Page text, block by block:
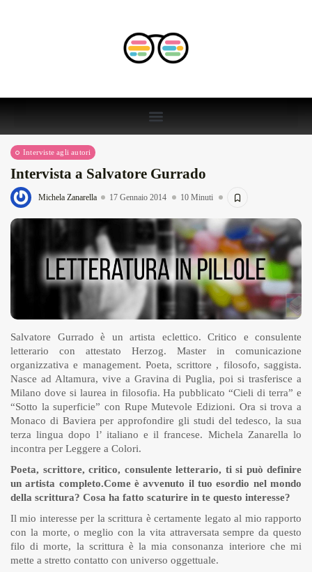
Interviste agli autori
Intervista a Salvatore Gurrado
Michela Zanarella 17 Gennaio 2014 10 Minuti
Salvatore Gurrado è un artista eclettico. Critico e consulente
letterario con attestato Herzog. Master in comunicazione
organizzativa e management. Poeta, scrittore , filosofo, saggista.
Nasce ad Altamura, vive a Gravina di Puglia, poi si trasferisce a
Milano dove si laurea in filosofia. Ha pubblicato “Cieli di terra” e
“Sotto la superficie” con Rupe Mutevole Edizioni. Ora si trova a
Monaco di Baviera per approfondire gli studi del tedesco, la sua
terza lingua dopo l’ italiano e il francese. Michela Zanarella lo
incontra per Leggere a Colori.
Poeta, scrittore, critico, consulente letterario, ti si può definire
un artista completo.Come è avvenuto il tuo esordio nel mondo
della scrittura? Cosa ha fatto scaturire in te questo interesse?
Il mio interesse per la scrittura è certamente legato al mio rapporto
con la morte, o meglio con la vita attraversata sempre da questo
filo di morte, la scrittura è la mia consonanza interiore che mi
mette a stretto contatto con universo oggettuale.